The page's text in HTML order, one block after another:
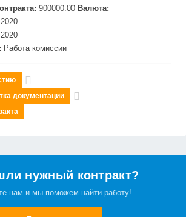
900000.00 Валюта:
Работа комиссии
документации
нужный контракт?
нам и мы поможем найти работу!